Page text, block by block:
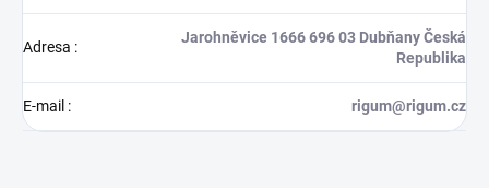
Adresa :
Jarohněvice 1666 696 03 Dubňany Česká
Republika
E-mail : rigum@rigum.cz